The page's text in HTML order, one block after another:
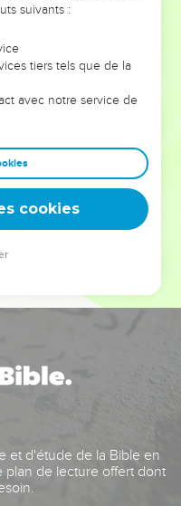
les doutes, les erreurs
alors même que ce
façonnés.
et responsables
afin que leurs erreurs
guidiez un ministère, une
leur expérience est faite
et d'étude de la Bible en
plan de lecture offert dont
suivants :
tiers tels que de la
avec notre service de
cookies